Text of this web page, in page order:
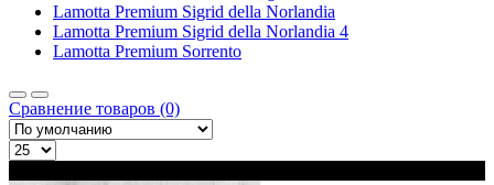
Lamotta Premium Sigrid della Norlandia
Lamotta Premium Sigrid della Norlandia 4
Lamotta Premium Sorrento
Сравнение товаров (0)